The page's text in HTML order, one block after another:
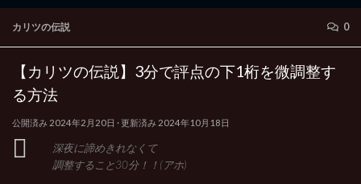
カリツの伝説 0
【カリツの伝説】3分で評点の下1桁を微調整す
る方法
公開済み 2024年2月20日 · 更新済み 2024年10月18日
深夜に諦めきれなくて
調整すること30分！！(アホ)